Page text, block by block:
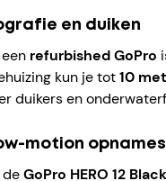
en duiken
refurbished GoPro
kun je tot10
duikers en
motion opnames
deGoPro HERO 12 Black